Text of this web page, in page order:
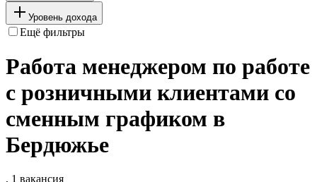
Уровень дохода
Ещё фильтры
Работа менеджером по работе
с розничными клиентами со
сменным графиком в
Бердюжье
, 1 вакансия